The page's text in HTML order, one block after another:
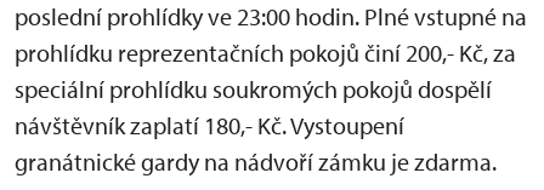
poslední prohlídky ve 23:00 hodin. Plné vstupné na
prohlídku reprezentačních pokojů činí 200,- Kč, za
speciální prohlídku soukromých pokojů dospělí
návštěvník zaplatí 180,- Kč. Vystoupení
granátnické gardy na nádvoří zámku je zdarma.